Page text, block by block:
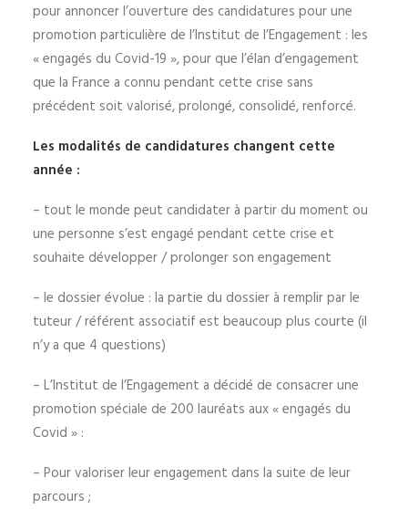
pour annoncer l’ouverture des candidatures pour une
promotion particulière de l’Institut de l’Engagement : les
« engagés du Covid-19 », pour que l’élan d’engagement
que la France a connu pendant cette crise sans
précédent soit valorisé, prolongé, consolidé, renforcé.
Les modalités de candidatures changent cette
année :
– tout le monde peut candidater à partir du moment ou
une personne s’est engagé pendant cette crise et
souhaite développer / prolonger son engagement
– le dossier évolue : la partie du dossier à remplir par le
tuteur / référent associatif est beaucoup plus courte (il
n’y a que 4 questions)
– L’Institut de l’Engagement a décidé de consacrer une
promotion spéciale de 200 lauréats aux « engagés du
Covid » :
– Pour valoriser leur engagement dans la suite de leur
parcours ;